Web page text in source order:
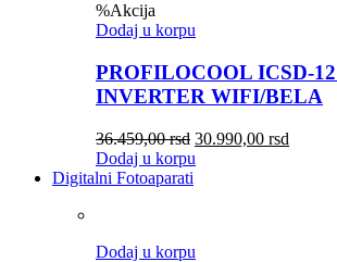
%Akcija
Dodaj u korpu
PROFILOCOOL ICSD-
INVERTER WIFI/BELA
36.459,00rsd 30.990,00 rsd
Dodaj u korpu
Digitalni Fotoaparati
Dodaj u korpu